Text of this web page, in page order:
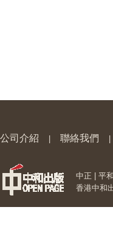
公司介紹 聯絡我們
中正 | 平
香港中和